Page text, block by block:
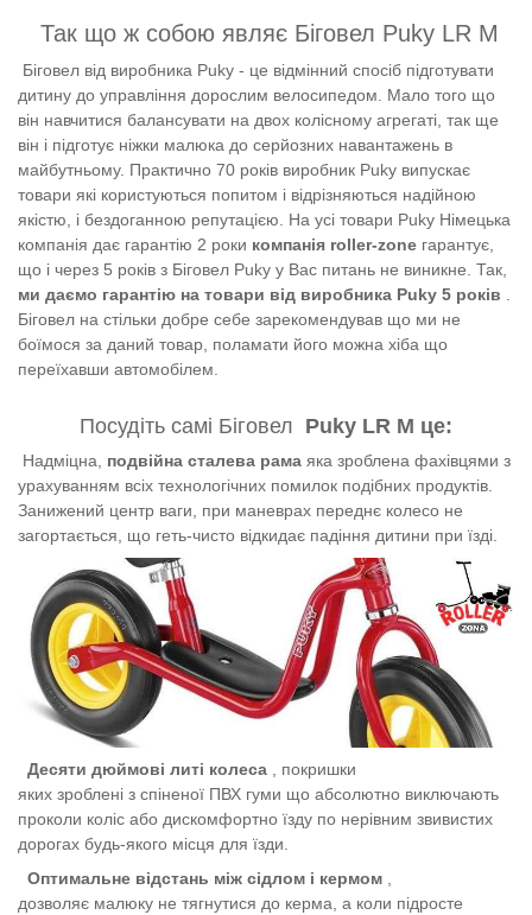
Так що ж собою являє Біговел Puky LR M
Біговел від виробника Puky - це відмінний спосіб підготувати
дитину до управління дорослим велосипедом. Мало того що
він навчитися балансувати на двох колісному агрегаті, так ще
він і підготує ніжки малюка до серйозних навантажень в
майбутньому. Практично 70 років виробник Puky випускає
товари які користуються попитом і відрізняються надійною
якістю, і бездоганною репутацією. На усі товари Puky Німецька
компанія дає гарантію 2 роки компанія roller-zone гарантує,
що і через 5 років з Біговел Puky у Вас питань не виникне. Так,
ми даємо гарантію на товари від виробника Puky 5 років
Біговел на стільки добре себе зарекомендував що ми не
боїмося за даний товар, поламати його можна хіба що
переїхавши автомобілем.
Посудіть самі Біговел Puky LR M це:
Надміцна, подвійна сталева рама яка зроблена фахівцями з
урахуванням всіх технологічних помилок подібних продуктів.
Занижений центр ваги, при маневрах переднє колесо не
загортається, що геть-чисто відкидає падіння дитини при їзді.
Десяти дюймові литі колеса
, покришки
яких зроблені з спіненої ПВХ гуми що абсолютно виключають
проколи коліс або дискомфортно їзду по нерівним звивистих
дорогах будь-якого місця для їзди.
Оптимальне відстань між сідлом і кермом ,
дозволяє малюку не тягнутися до керма, а коли підросте